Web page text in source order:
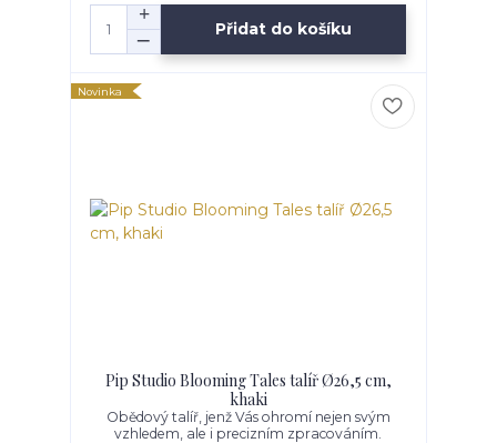
Přidat do košíku
Novinka
Pip Studio Blooming Tales talíř Ø26,5 cm,
khaki
Obědový talíř, jenž Vás ohromí nejen svým
vzhledem, ale i precizním zpracováním.